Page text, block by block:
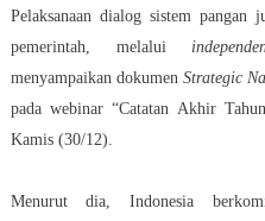
Pelaksanaan dialog sistem
pemerintah, melalui
menyampaikan dokumen Strategic
pada webinar “Catatan Akhir
Kamis (30/12).
Menurut dia, Indonesia